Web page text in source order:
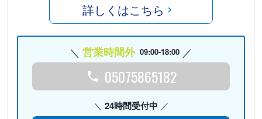
詳しくはこちら
営業時間外 09:00-18:00
05075865182
24時間受付中